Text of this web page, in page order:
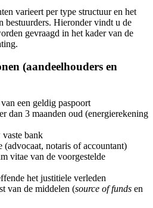
varieert per type structuur en het
bestuurders. Hieronder vindt u de
gevraagd in het kader van de
(aandeelhouders en
een geldig paspoort
dan 3 maanden oud (energierekening
bank
(advocaat, notaris of accountant)
vitae van de voorgestelde
het justitiele verleden
van de middelen (source of funds en